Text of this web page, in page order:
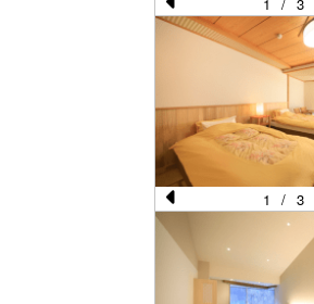
Pr
o
u
s
Pr
e
1 / 3